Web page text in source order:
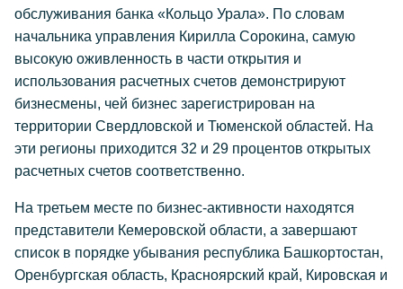
обслуживания банка «Кольцо Урала». По словам
начальника управления Кирилла Сорокина, самую
высокую оживленность в части открытия и
использования расчетных счетов демонстрируют
бизнесмены, чей бизнес зарегистрирован на
территории Свердловской и Тюменской областей. На
эти регионы приходится 32 и 29 процентов открытых
расчетных счетов соответственно.
На третьем месте по бизнес-активности находятся
представители Кемеровской области, а завершают
список в порядке убывания республика Башкортостан,
Оренбургская область, Красноярский край, Кировская и